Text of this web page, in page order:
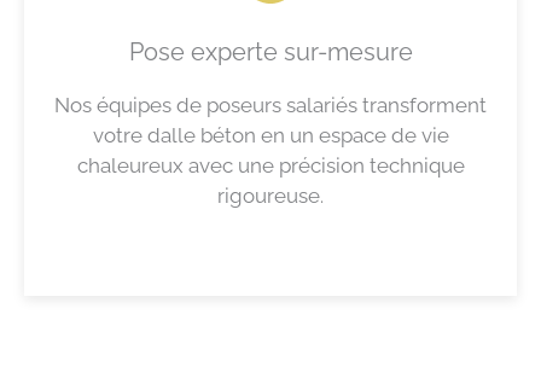
Pose experte sur-mesure
Nos équipes de poseurs salariés transforment
votre dalle béton en un espace de vie
chaleureux avec une précision technique
rigoureuse.